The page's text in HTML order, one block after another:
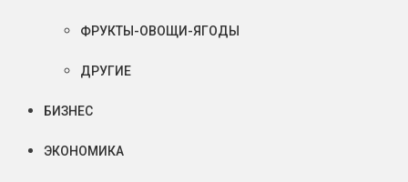
ФРУКТЫ-ОВОЩИ-ЯГОДЫ
ДРУГИЕ
БИЗНЕС
ЭКОНОМИКА